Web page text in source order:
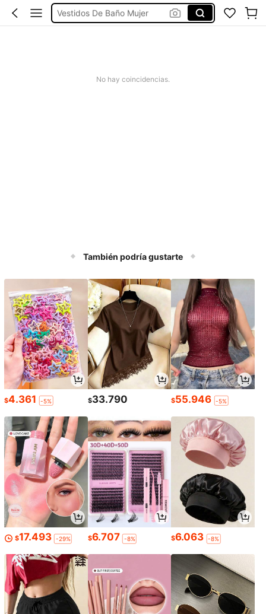
Vestidos De Baño Mujer
No hay coincidencias.
También podría gustarte
$4.361 -5% $33.790 $55.946 -5%
$17.493 -29% $6.707 -8% $6.063 -8%